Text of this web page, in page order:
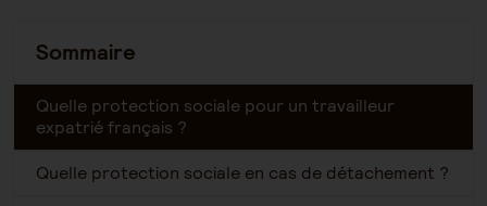
Sommaire
Quelle protection sociale pour un travailleur
expatrié français ?
Quelle protection sociale en cas de détachement ?